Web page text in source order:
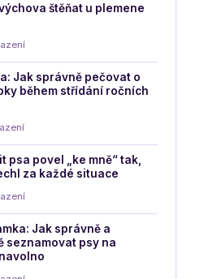
štěňat u plemene
Jak správně pečovat o
během střídání ročních
psa povel „ke mně“ tak,
za každé situace
Jak správně a
seznamovat psy na